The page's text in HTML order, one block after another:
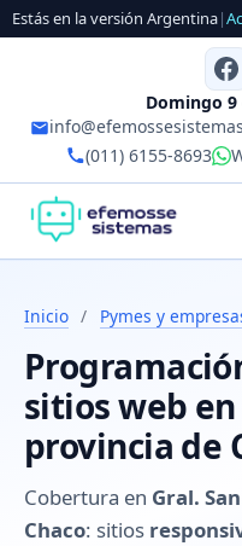
Estás en la versión Argentina|
Domingo 9
(011) 6155-8693
Inicio / Pymes y
sitios web
provincia de
Cobertura en Gral.
Chaco: sitios